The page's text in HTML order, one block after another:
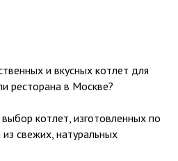
и вкусных котлет для
ресторана в Москве?
котлет, изготовленных по
свежих, натуральных